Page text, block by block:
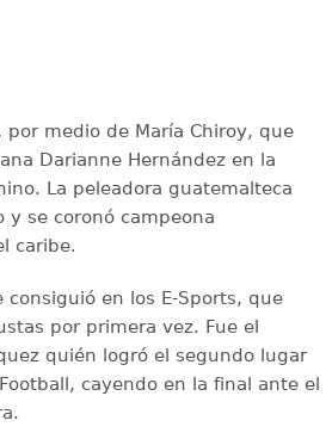
por medio de María Chiroy, que
Darianne Hernández en la
La peleadora guatemalteca
y se coronó campeona
caribe.
consiguió en los E-Sports, que
por primera vez. Fue el
quién logró el segundo lugar
cayendo en la final ante el